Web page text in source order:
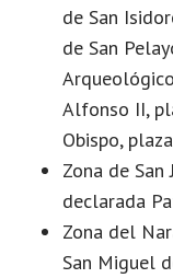
de San
de San
Alfonso II,
Obispo,
Zona de
declarada
Zona del
San Miguel